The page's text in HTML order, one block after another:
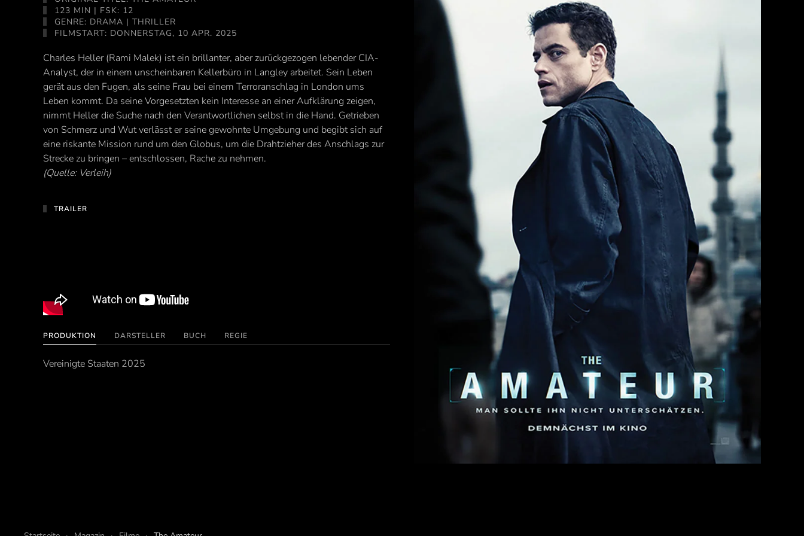
123 MIN | FSK: 12
GENRE: DRAMA | THRILLER
FILMSTART: DONNERSTAG, 10 APR. 2025
Charles Heller (Rami Malek) ist ein brillanter, aber zurückgezogen lebender CIA-
Analyst, der in einem unscheinbaren Kellerbüro in Langley arbeitet. Sein Leben
gerät aus den Fugen, als seine Frau bei einem Terroranschlag in London ums
Leben kommt. Da seine Vorgesetzten kein Interesse an einer Aufklärung zeigen,
nimmt Heller die Suche nach den Verantwortlichen selbst in die Hand. Getrieben
von Schmerz und Wut verlässt er seine gewohnte Umgebung und begibt sich auf
eine riskante Mission rund um den Globus, um die Drahtzieher des Anschlags zur
Strecke zu bringen – entschlossen, Rache zu nehmen.
(Quelle: Verleih)
TRAILER
PRODUKTION DARSTELLER BUCH REGIE
Vereinigte Staaten 2025